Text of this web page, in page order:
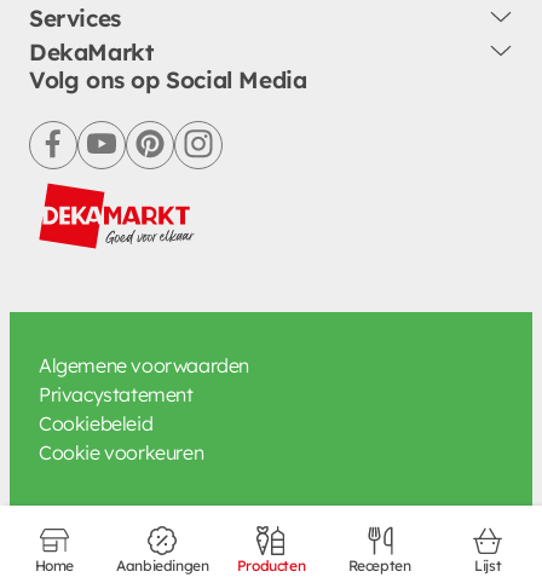
Services
DekaMarkt
Volg ons op Social Media
facebookyoutubepinterestinstagram
Algemene voorwaarden
Privacystatement
Cookiebeleid
Cookie voorkeuren
Home Aanbiedingen Producten Recepten Lijst